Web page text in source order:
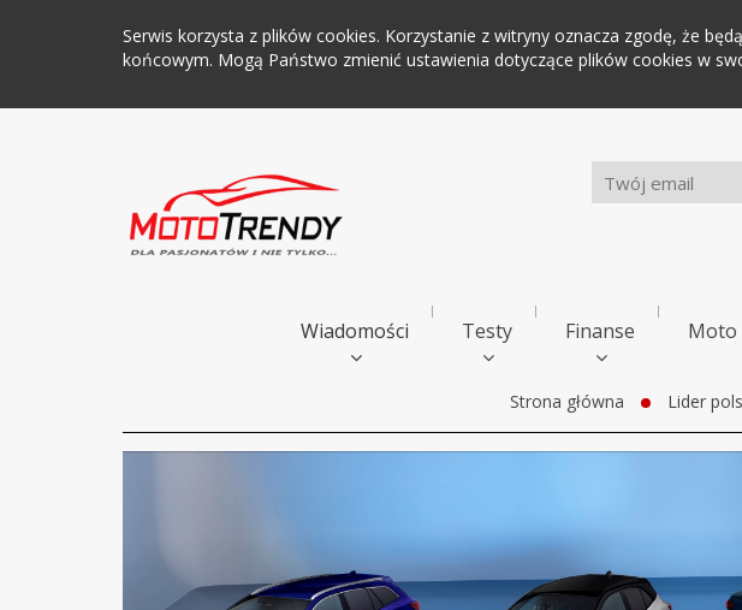
Serwis korzysta z plików cookies. Korzystanie z witryny oznacza zgodę, że
końcowym. Mogą Państwo zmienić ustawienia dotyczące plików cookies w
Wiadomości Testy Finanse Moto
Strona główna Lider